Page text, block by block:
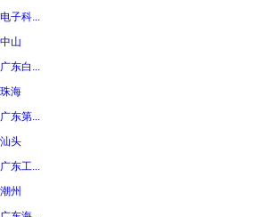
电子科...
中山
广东白...
珠海
广东第...
汕头
广东工...
潮州